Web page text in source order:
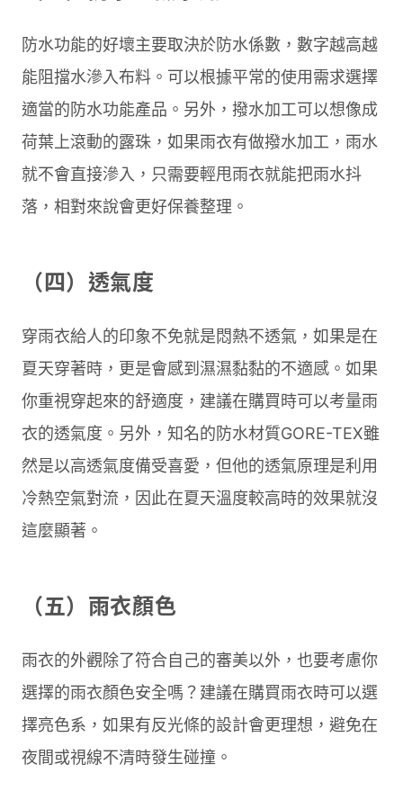
防水功能的好壞主要取決於防水係數，數字越高越
能阻擋水滲入布料。可以根據平常的使用需求選擇
適當的防水功能產品。另外，撥水加工可以想像成
荷葉上滾動的露珠，如果雨衣有做撥水加工，雨水
就不會直接滲入，只需要輕甩雨衣就能把雨水抖
落，相對來說會更好保養整理。
（四）透氣度
穿雨衣給人的印象不免就是悶熱不透氣，如果是在
夏天穿著時，更是會感到濕濕黏黏的不適感。如果
你重視穿起來的舒適度，建議在購買時可以考量雨
衣的透氣度。另外，知名的防水材質GORE-TEX雖
然是以高透氣度備受喜愛，但他的透氣原理是利用
冷熱空氣對流，因此在夏天溫度較高時的效果就沒
這麼顯著。
（五）雨衣顏色
雨衣的外觀除了符合自己的審美以外，也要考慮你
選擇的雨衣顏色安全嗎？建議在購買雨衣時可以選
擇亮色系，如果有反光條的設計會更理想，避免在
夜間或視線不清時發生碰撞。